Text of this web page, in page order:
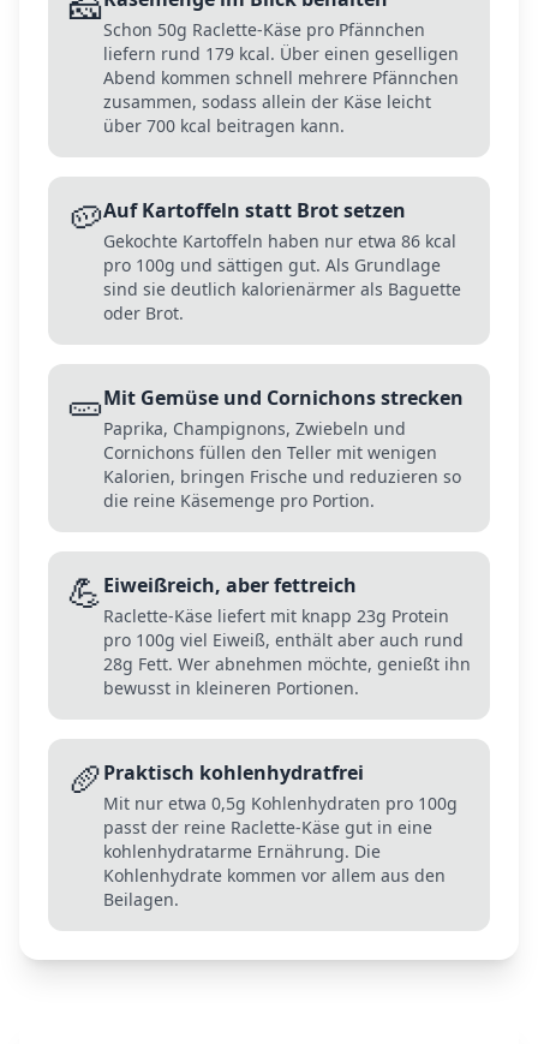
Schon 50g Raclette-Käse pro Pfännchen
liefern rund 179 kcal. Über einen geselligen
Abend kommen schnell mehrere Pfännchen
zusammen, sodass allein der Käse leicht
über 700 kcal beitragen kann.
🥔Auf Kartoffeln statt Brot setzen
Gekochte Kartoffeln haben nur etwa 86 kcal
pro 100g und sättigen gut. Als Grundlage
sind sie deutlich kalorienärmer als Baguette
oder Brot.
🥒Mit Gemüse und Cornichons strecken
Paprika, Champignons, Zwiebeln und
Cornichons füllen den Teller mit wenigen
Kalorien, bringen Frische und reduzieren so
die reine Käsemenge pro Portion.
💪Eiweißreich, aber fettreich
Raclette-Käse liefert mit knapp 23g Protein
pro 100g viel Eiweiß, enthält aber auch rund
28g Fett. Wer abnehmen möchte, genießt ihn
bewusst in kleineren Portionen.
🥖Praktisch kohlenhydratfrei
Mit nur etwa 0,5g Kohlenhydraten pro 100g
passt der reine Raclette-Käse gut in eine
kohlenhydratarme Ernährung. Die
Kohlenhydrate kommen vor allem aus den
Beilagen.